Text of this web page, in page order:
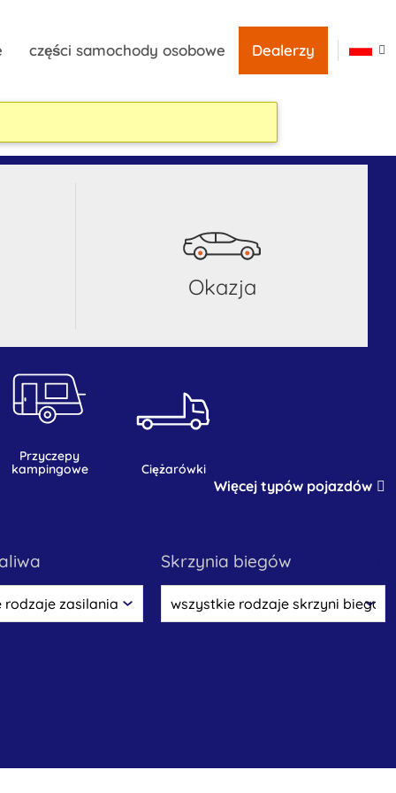
części samochody osobowe Dealerzy
okazja
przyczepy
kampingowe
ciężarówki
Więcej typów pojazdów
skrzynia biegów